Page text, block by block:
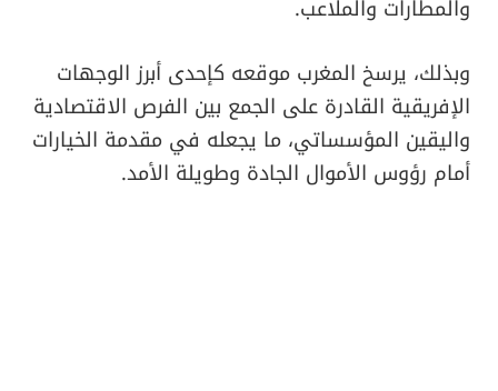
والمطارات والملاعب.
وبذلك، يرسخ المغرب موقعه كإحدى أبرز الوجهات
الإفريقية القادرة على الجمع بين الفرص الاقتصادية
واليقين المؤسساتي، ما يجعله في مقدمة الخيارات
أمام رؤوس الأموال الجادة وطويلة الأمد.